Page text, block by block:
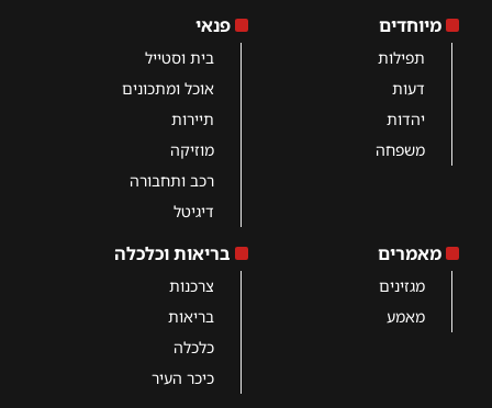
מיוחדים
תפילות
דעות
יהדות
משפחה
פנאי
בית וסטייל
אוכל ומתכונים
תיירות
מוזיקה
רכב ותחבורה
דיגיטל
מאמרים
מגזינים
מאמע
בריאות וכלכלה
צרכנות
בריאות
כלכלה
כיכר העיר